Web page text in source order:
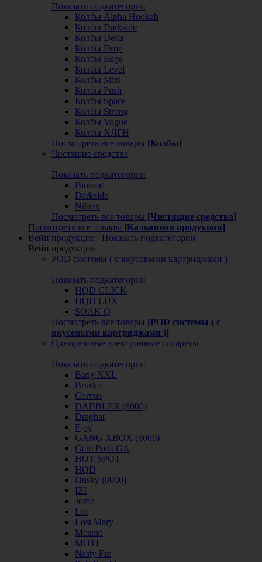
Показать подкатегории
Колбы Alpha Hookah
Колбы Darkside
Колбы Delta
Колбы Drop
Колбы Edge
Колбы Level
Колбы Mini
Колбы Push
Колбы Space
Колбы Strong
Колбы Vogue
Колбы ХЛГН
Посмотреть все товары [Колбы]
Чистящие средства
Показать подкатегории
Bioneat
Darkside
Nilitex
Посмотреть все товары [Чистящие средства]
Посмотреть все товары [Кальянная продукция]
Вейп продукция
Показать подкатегории
Вейп продукция
POD системы ( с вкусовыми картриджами )
Показать подкатегории
HQD CLICK
HQD LUX
SOAK Q
Посмотреть все товары [POD системы ( с
вкусовыми картриджами )]
Одноразовые электронные сигареты
Показать подкатегории
Bang XXL
Brusko
Corvus
DABBLER (6000)
Dragbar
Ejoy
GANG XBOX (8000)
Gem Pods GA
HOT SPOT
HQD
Husky (8000)
IZI
Jomo
Lio
Lost Mary
Mosmo
MOTI
Nasty Fix